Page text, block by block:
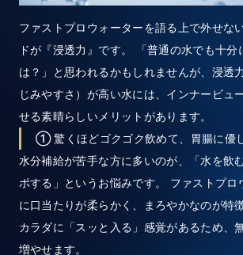
ファストプロウォーターを語る上で外せな
ドが『浸透力』です。 「普通の水でも十
は？」と思われるかもしれませんが、浸透
じみやすさ）が高い水には、インナービュ
せる素晴らしいメリットがあります。
① 驚くほどゴクゴク飲めて、胃腸に優
水分補給が苦手な方に多いのが、「水を飲
ポする」というお悩みです。 ファストプロ
に口当たりが柔らかく、まろやかなのが特
カラダに「スッと入る」感覚があるため、
増やせます。